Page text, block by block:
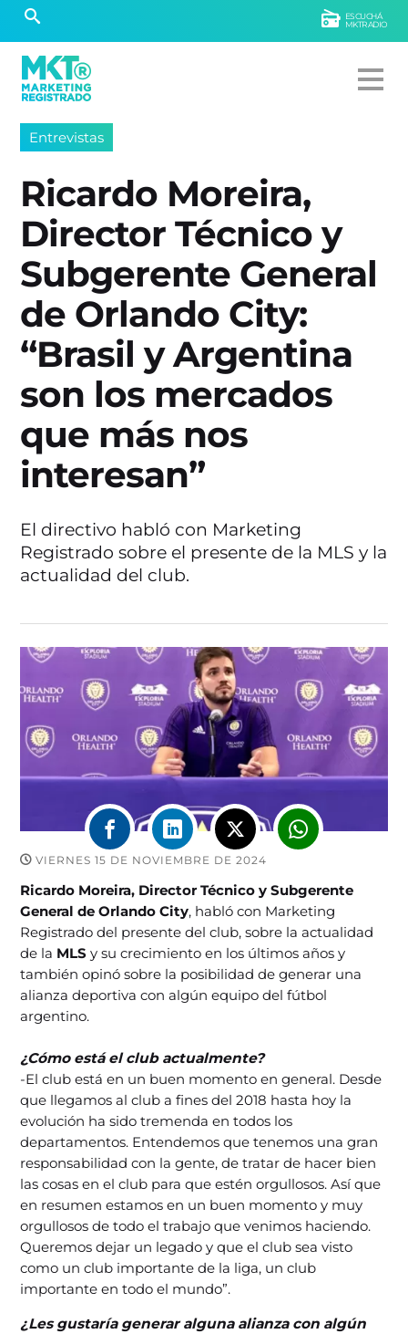
ESCUCHÁ
MKTRADIO
Entrevistas
Ricardo Moreira,
Director Técnico y
Subgerente General
de Orlando City:
“Brasil y Argentina
son los mercados
que más nos
interesan”
El directivo habló con Marketing
Registrado sobre el presente de la MLS y la
actualidad del club.
VIERNES 15 DE NOVIEMBRE DE 2024
Ricardo Moreira, Director Técnico y Subgerente
General de Orlando City, habló con Marketing
Registrado del presente del club, sobre la actualidad
de la MLS y su crecimiento en los últimos años y
también opinó sobre la posibilidad de generar una
alianza deportiva con algún equipo del fútbol
argentino.
¿Cómo está el club actualmente?
-El club está en un buen momento en general. Desde
que llegamos al club a fines del 2018 hasta hoy la
evolución ha sido tremenda en todos los
departamentos. Entendemos que tenemos una gran
responsabilidad con la gente, de tratar de hacer bien
las cosas en el club para que estén orgullosos. Así que
en resumen estamos en un buen momento y muy
orgullosos de todo el trabajo que venimos haciendo.
Queremos dejar un legado y que el club sea visto
como un club importante de la liga, un club
importante en todo el mundo”.
¿Les gustaría generar alguna alianza con algún